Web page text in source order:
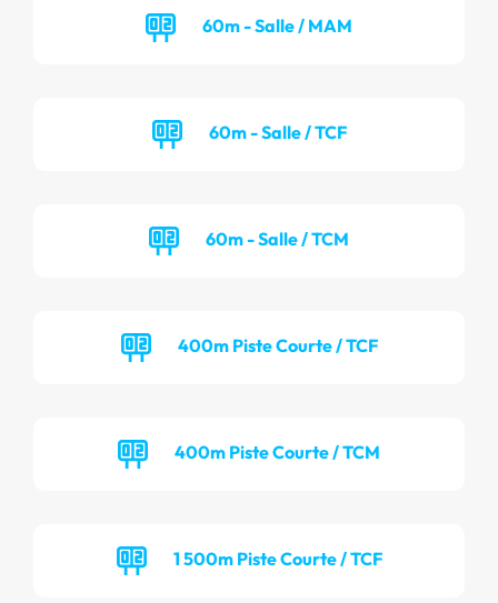
60m - Salle / MAM
60m - Salle / TCF
60m - Salle / TCM
400m Piste Courte / TCF
400m Piste Courte / TCM
1 500m Piste Courte / TCF